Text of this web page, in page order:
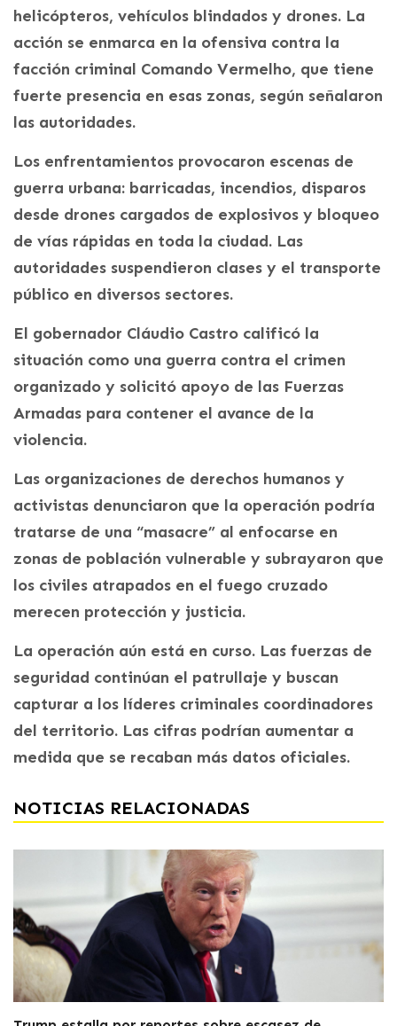
helicópteros, vehículos blindados y drones. La
acción se enmarca en la ofensiva contra la
facción criminal Comando Vermelho, que tiene
fuerte presencia en esas zonas, según señalaron
las autoridades.
Los enfrentamientos provocaron escenas de
guerra urbana: barricadas, incendios, disparos
desde drones cargados de explosivos y bloqueo
de vías rápidas en toda la ciudad. Las
autoridades suspendieron clases y el transporte
público en diversos sectores.
El gobernador Cláudio Castro calificó la
situación como una guerra contra el crimen
organizado y solicitó apoyo de las Fuerzas
Armadas para contener el avance de la
violencia.
Las organizaciones de derechos humanos y
activistas denunciaron que la operación podría
tratarse de una “masacre” al enfocarse en
zonas de población vulnerable y subrayaron que
los civiles atrapados en el fuego cruzado
merecen protección y justicia.
La operación aún está en curso. Las fuerzas de
seguridad continúan el patrullaje y buscan
capturar a los líderes criminales coordinadores
del territorio. Las cifras podrían aumentar a
medida que se recaban más datos oficiales.
NOTICIAS RELACIONADAS